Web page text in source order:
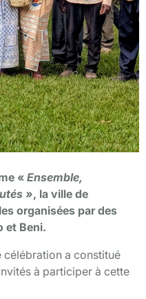
« Ensemble,
», la ville de
organisées par des
et Beni.
célébration a constitué
à participer à cette